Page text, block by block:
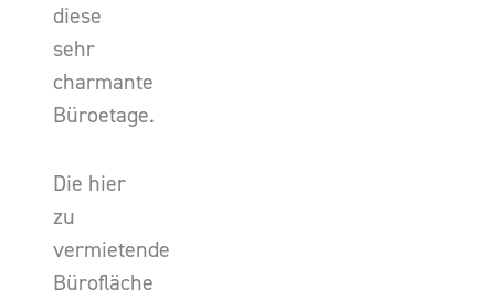
diese
sehr
charmante
Büroetage.
Die hier
zu
vermietende
Bürofläche